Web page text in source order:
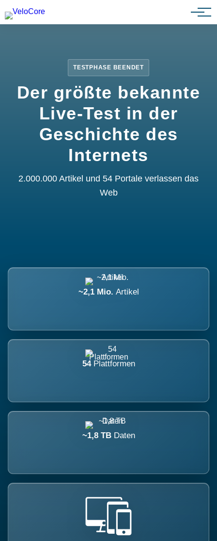
Partnerprogramm
TESTPHASE BEENDET
Der größte bekannte
Live-Test in der
Geschichte des
Internets
2.000.000 Artikel und 54 Portale verlassen das
Web
~2,1 Mio. Artikel
54 Plattformen
~1,8 TB Daten